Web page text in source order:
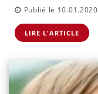
Publié le 10.01.2020
LIRE L'ARTICLE